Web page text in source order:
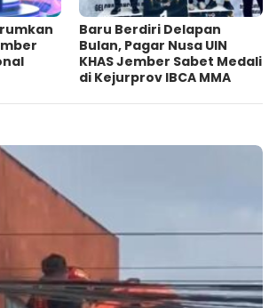
Baru Berdiri Delapan
Bulan, Pagar Nusa UIN
KHAS Jember Sabet Medali
di Kejurprov IBCA MMA